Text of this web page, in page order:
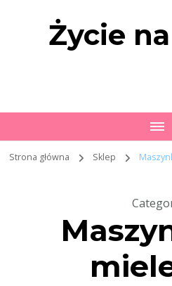
Życie
Strona główna Sklep